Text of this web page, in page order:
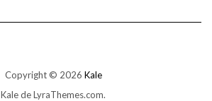
Copyright © 2026 Kale
Kalede LyraThemes.com.